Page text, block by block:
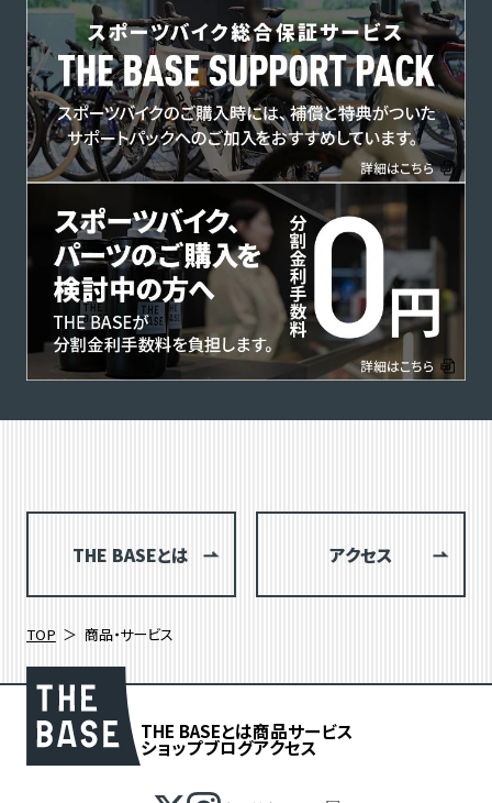
THE BASEとは アクセス
TOP 商品・サービス
THE BASEとは商品サービス
ショップブログアクセス